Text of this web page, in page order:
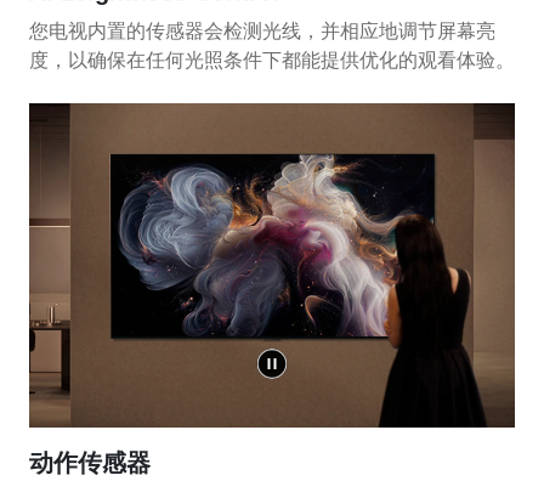
您电视内置的传感器会检测光线，并相应地调节屏幕亮
度，以确保在任何光照条件下都能提供优化的观看体验。
动作传感器